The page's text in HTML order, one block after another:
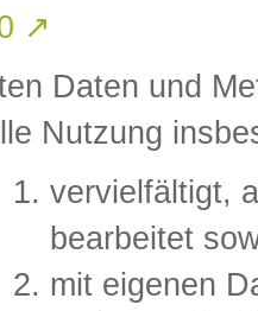
↗
Daten und
Nutzung
vervielfältigt,
bearbeitet
mit eigenen